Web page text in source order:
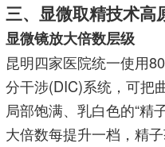
三、显微取精技术
显微镜放大倍数层级
昆明四家医院统一使用
分干涉(DIC)系统，可把
局部饱满、乳白色的“精
大倍数每提升一档，精